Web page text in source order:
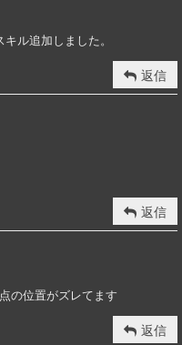
ル追加しました。
返信
返信
の位置がズレてます
返信